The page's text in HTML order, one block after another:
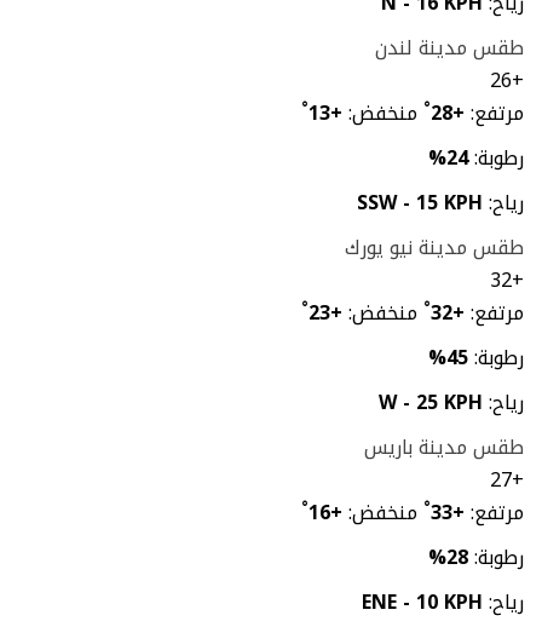
طقس مدينة لندن
+
26
مرتفع:+
28
° منخفض:+
13
°
رطوبة:24%
رياح:SSW - 15 KPH
طقس مدينة نيو يورك
+
32
مرتفع:+
32
° منخفض:+
23
°
رطوبة:45%
رياح:W - 25 KPH
طقس مدينة باريس
+
27
مرتفع:+
33
° منخفض:+
16
°
رطوبة:28%
رياح:ENE - 10 KPH